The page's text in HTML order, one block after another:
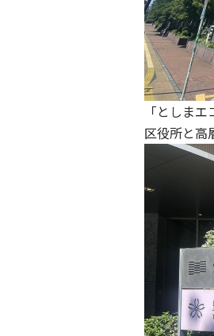
「としま
区役所と高